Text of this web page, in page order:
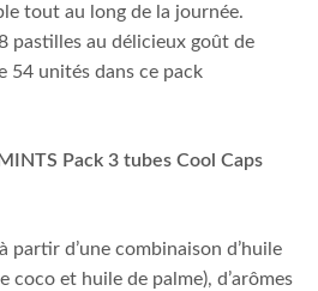
tout au long de la journée.
pastilles au délicieux goût de
54 unités dans ce pack
Pack 3 tubes Cool Caps
d’une combinaison d’huile
coco et huile de palme), d’arômes